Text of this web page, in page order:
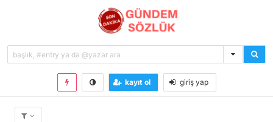
kayıt ol giriş yap